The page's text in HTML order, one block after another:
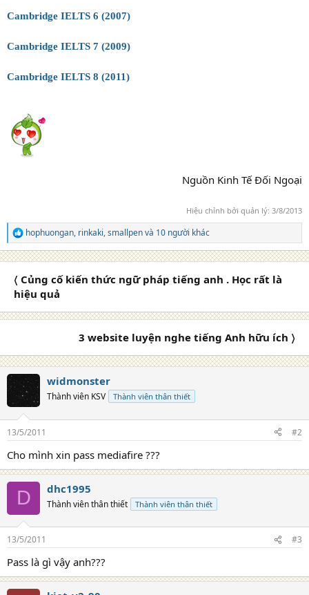
Cambridge IELTS 6 (2007)
Cambridge IELTS 7 (2009)
Cambridge IELTS 8 (2011)
Nguồn Kinh Tế Đối Ngoại
Hiệu chỉnh bởi quản lý: 3/8/2013
R
e
a
n
hophuongan, rinkaki,smallpenvà 10 người khác
〈 Củng cố kiến thức ngữ pháp tiếng anh . Học rất là
hiệu quả
3 website luyện nghe tiếng Anh hữu ích 〉
widmonster
Thành viên KSV Thành viên thân thiết
13/5/2011 #2
Cho mình xin pass mediafire ???
D dhc1995
Thành viên thân thiết Thành viên thân thiết
13/5/2011 #3
Pass là gì vậy anh???